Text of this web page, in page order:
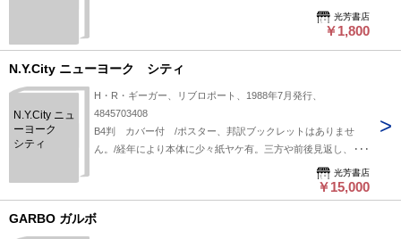
光芳書店
￥1,800
N.Y.City ニューヨーク シティ
N.Y.City ニュ
ーヨーク
シティ
H・R・ギーガー、リブロポート、1988年7月発行、
4845703408
B4判 カバー付 /ポスター、邦訳ブックレットはありませ
ん。/経年により本体に少々紙ヤケ有。三方や前後見返し、目
次頁、カバー裏面等に古紙の茶シミや茶ヤケ有。本体に少そ
り、背に少押しシワ、下角に少ヨレ有。本体表紙、カバーのフ
チ等に少々ヨレシワ有。他経年並。読むのには問題ありませ
ん。古本につき記載以外にも多少のスレヨレシミ等の見落とし
光芳書店
￥15,000
GARBO ガルボ